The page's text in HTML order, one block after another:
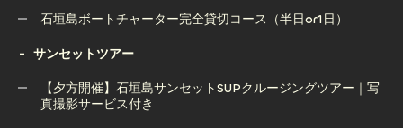
窟＆ウミガメツアー｜人気の2大スポット制覇
石垣島ボートチャーター完全貸切コース（半日or1日）
石垣島ボートチャーター完全貸切コース（半日or1日）
サンセットツアー
【夕方開催】石垣島サンセットSUPクルージングツアー｜写
真撮影サービス付き